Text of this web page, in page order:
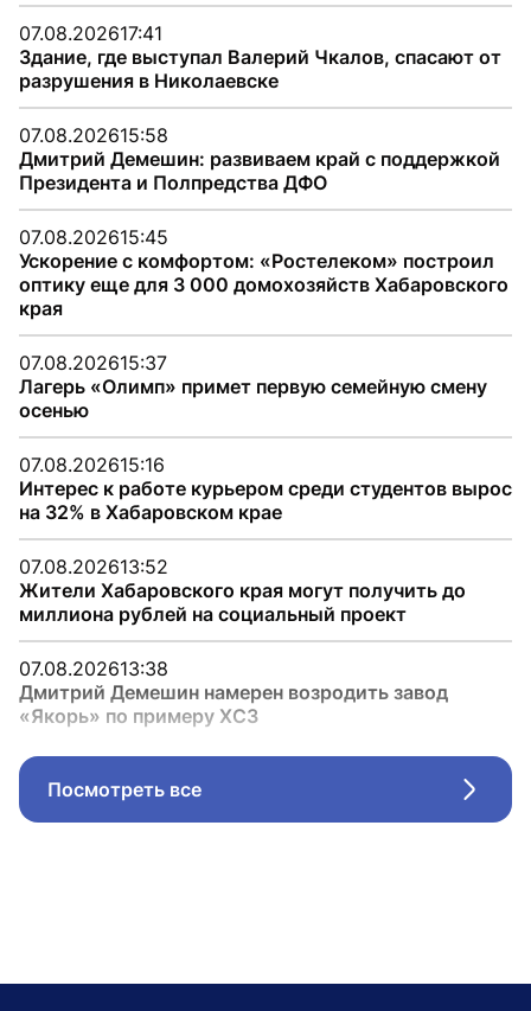
07.08.202617:41
Здание, где выступал Валерий Чкалов, спасают от
разрушения в Николаевске
07.08.202615:58
Дмитрий Демешин: развиваем край с поддержкой
Президента и Полпредства ДФО
07.08.202615:45
Ускорение с комфортом: «Ростелеком» построил
оптику еще для 3 000 домохозяйств Хабаровского
края
07.08.202615:37
Лагерь «Олимп» примет первую семейную смену
осенью
07.08.202615:16
Интерес к работе курьером среди студентов вырос
на 32% в Хабаровском крае
07.08.202613:52
Жители Хабаровского края могут получить до
миллиона рублей на социальный проект
07.08.202613:38
Дмитрий Демешин намерен возродить завод
«Якорь» по примеру ХСЗ
Посмотреть все